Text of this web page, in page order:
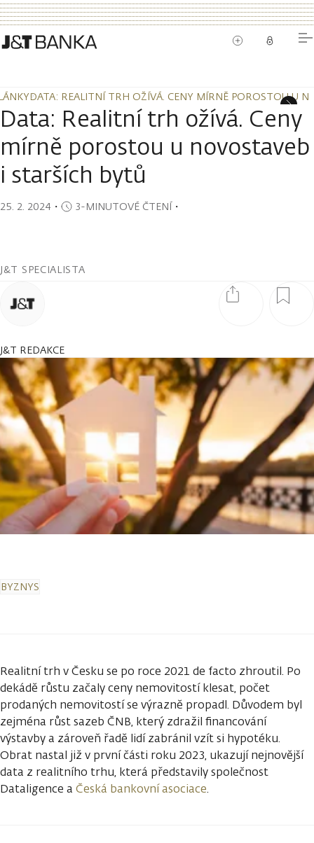
DATA: REALITNÍ TRH OŽÍVÁ. CENY MÍRNĚ POROSTOU U
DATA: REALITNÍ TRH OŽÍVÁ. CENY MÍRNĚ POROSTOU U
Data: Realitní trh ožívá. Ceny
mírně porostou u novostaveb
i starších bytů
25. 2. 2024 ・ 3-MINUTOVÉ ČTENÍ・
J&T SPECIALISTA
J&T REDAKCE
BYZNYS
Realitní trh v Česku se po roce 2021 de facto zhroutil. Po
dekádě růstu začaly ceny nemovitostí klesat, počet
prodaných nemovitostí se výrazně propadl. Důvodem byl
zejména růst sazeb ČNB, který zdražil financování
výstavby a zároveň řadě lidí zabránil vzít si hypotéku.
Obrat nastal již v první části roku 2023, ukazují nejnovější
data z realitního trhu, která představily společnost
Dataligence a Česká bankovní asociace.